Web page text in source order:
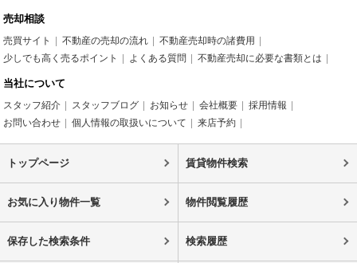
売却相談
売買サイト 不動産の売却の流れ
不動産売却時の諸費用
少しでも高く売るポイント
よくある質問 不動産売却に必要な書類とは
当社について
スタッフ紹介 スタッフブログ お知らせ 会社概要
採用情報
お問い合わせ
個人情報の取扱いについて 来店予約
トップページ 賃貸物件検索
お気に入り物件一覧 物件閲覧履歴
保存した検索条件 検索履歴